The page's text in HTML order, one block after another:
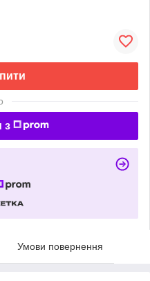
з
Умови повернення